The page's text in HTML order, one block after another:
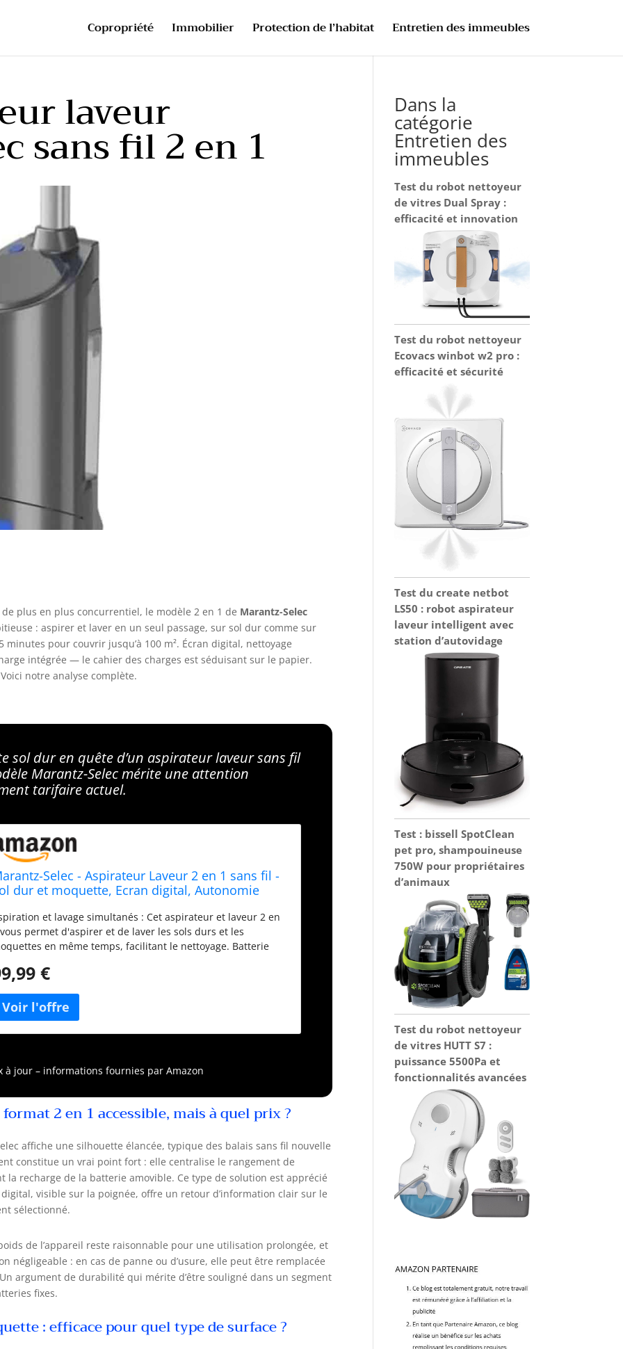
Copropriété Immobilier Protection de l’habitat Entretien des immeubles
laveur
sans fil 2 en 1
plus en plus concurrentiel, le modèle 2 en 1 de Marantz-Selec
: aspirer et laver en un seul passage, sur sol dur comme sur
pour couvrir jusqu’à 100 m². Écran digital, nettoyage
intégrée — le cahier des charges est séduisant sur le papier.
notre analyse complète.
sol dur en quête d’un aspirateur laveur sans fil
Marantz-Selec mérite une attention
tarifaire actuel.
Selec - Aspirateur Laveur 2 en 1 sans fil -
dur et moquette, Ecran digital, Autonomie
Batterie amovible, Station de charge et
et lavage simultanés : Cet aspirateur et laveur 2 en
permet d'aspirer et de laver les sols durs et les
en même temps, facilitant le nettoyage. Batterie
il offre jusqu'à 25 minutes d'autonomie pour nettoyer
permet de suivre les niveaux d'eau et de batterie restants
un contrôle optimal. Réservoirs séparés : Avec un
d'eau propre de 0,78 L et un réservoir d'eau usée de
ainsi que la batterie amovible facilitent l'utilisation
€
à jour – informations fournies par Amazon
2 en 1 accessible, mais à quel prix ?
affiche une silhouette élancée, typique des balais sans fil nouvelle
constitue un vrai point fort : elle centralise le rangement de
la recharge de la batterie amovible. Ce type de solution est apprécié
digital, visible sur la poignée, offre un retour d’information clair sur le
sélectionné.
de l’appareil reste raisonnable pour une utilisation prolongée, et
négligeable : en cas de panne ou d’usure, elle peut être remplacée
argument de durabilité qui mérite d’être souligné dans un segment
fixes.
: efficace pour quel type de surface ?
Dans la
catégorie
Entretien des
immeubles
Test du robot nettoyeur
de vitres Dual Spray :
efficacité et innovation
Test du robot nettoyeur
Ecovacs winbot w2 pro :
efficacité et sécurité
Test du create netbot
LS50 : robot aspirateur
laveur intelligent avec
station d’autovidage
Test : bissell SpotClean
pet pro, shampouineuse
750W pour propriétaires
d’animaux
Test du robot nettoyeur
de vitres HUTT S7 :
puissance 5500Pa et
fonctionnalités avancées